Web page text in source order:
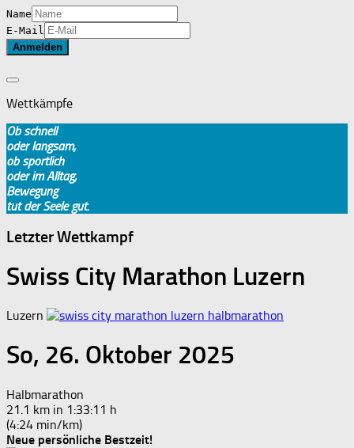
Name
E-Mail
Wettkämpfe
Ob schnell
oder langsam,
ob sportlich
oder im Alltag,
Bewegung
tut der Seele gut.
Letzter Wettkampf
Swiss City Marathon Luzern
Luzern
So, 26. Oktober 2025
Halbmarathon
21.1 km in 1:33:11 h
(4:24 min/km)
Neue persönliche Bestzeit!